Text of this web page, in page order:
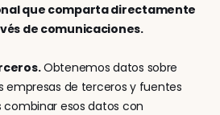
que comparta directamente
de comunicaciones.
Obtenemos datos sobre
empresas de terceros y fuentes
combinar esos datos con